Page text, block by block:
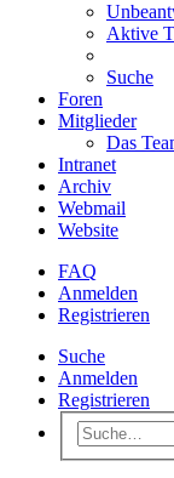
Aktive
Suche
Foren
Mitglieder
Das
Intranet
Archiv
Webmail
Website
FAQ
Anmelden
Registrieren
Suche
Anmelden
Registrieren